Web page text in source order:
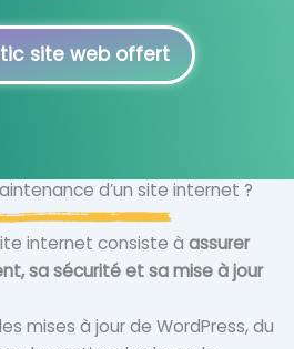
site web offert
d’un site internet ?
internet consiste à assurer
sa sécurité et sa mise à jour
mises à jour de WordPress, du